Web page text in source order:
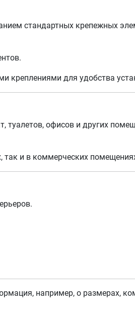
стандартных крепежных
креплениями для удобства
офисов и других
так и в коммерческих
например, о размерах,